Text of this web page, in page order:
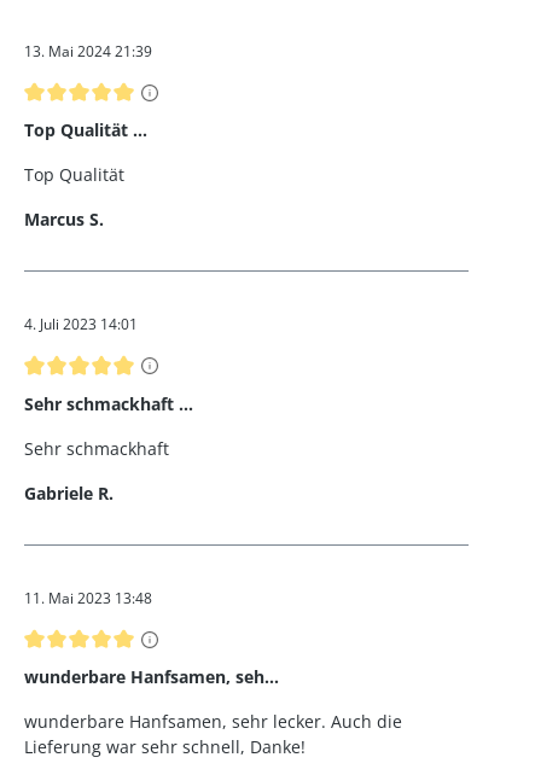
13. Mai 2024 21:39
Bewertung mit 5 von 5 Sternen
Top Qualität ...
Top Qualität
Marcus S.
4. Juli 2023 14:01
Bewertung mit 5 von 5 Sternen
Sehr schmackhaft ...
Sehr schmackhaft
Gabriele R.
11. Mai 2023 13:48
Bewertung mit 5 von 5 Sternen
wunderbare Hanfsamen, seh...
wunderbare Hanfsamen, sehr lecker. Auch die
Lieferung war sehr schnell, Danke!